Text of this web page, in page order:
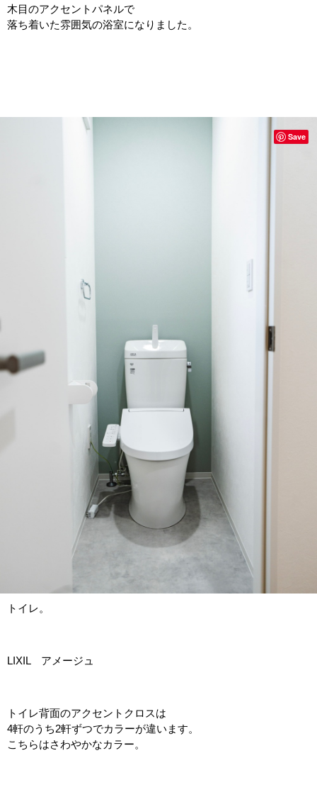
木目のアクセントパネルで
落ち着いた雰囲気の浴室になりました。
トイレ。
LIXIL アメージュ
トイレ背面のアクセントクロスは
4軒のうち2軒ずつでカラーが違います。
こちらはさわやかなカラー。
Save